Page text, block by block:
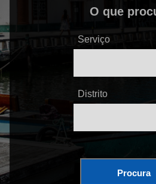
O que
Serviço
Distrito
Procura